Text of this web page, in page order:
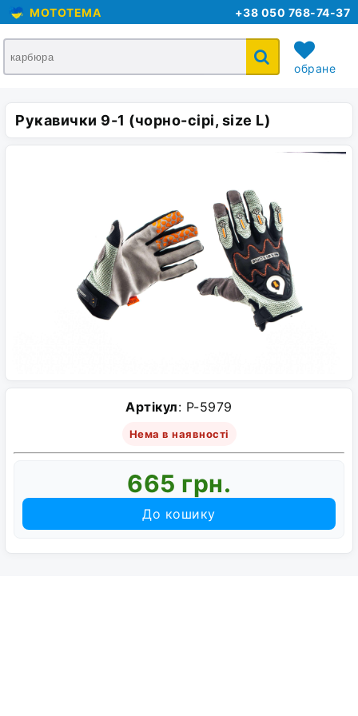
MOTOTEMA +38 050 768-74-37
обране
Рукавички 9-1 (чорно-сірі, size L)
Артікул: P-5979
Нема в наявності
665 грн.
До кошику